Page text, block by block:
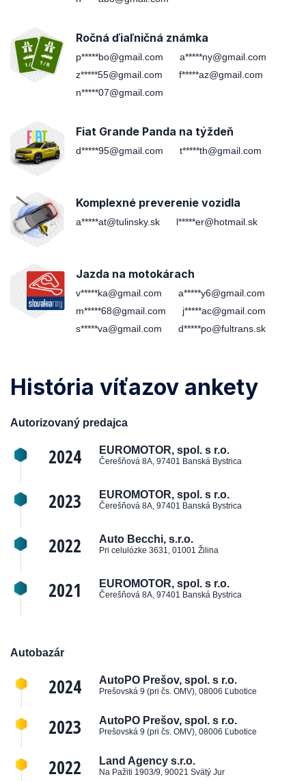
Ročná ďiaľničná známka
p*****bo@gmail.com
a*****ny@gmail.com
z*****55@gmail.com
f*****az@gmail.com
n*****07@gmail.com
Fiat Grande Panda na týždeň
d*****95@gmail.com t*****th@gmail.com
Komplexné preverenie vozidla
a*****at@tulinsky.sk l*****er@hotmail.sk
Jazda na motokárach
v*****ka@gmail.com
a*****y6@gmail.com
m*****68@gmail.com
j*****ac@gmail.com
s*****va@gmail.com
d*****po@fultrans.sk
História víťazov ankety
Autorizovaný predajca
2024 EUROMOTOR, spol. s r.o.
Čerešňová 8A, 97401 Banská Bystrica
2023 EUROMOTOR, spol. s r.o.
Čerešňová 8A, 97401 Banská Bystrica
2022 Auto Becchi, s.r.o.
Pri celulózke 3631, 01001 Žilina
2021 EUROMOTOR, spol. s r.o.
Čerešňová 8A, 97401 Banská Bystrica
Autobazár
2024 AutoPO Prešov, spol. s r.o.
Prešovská 9 (pri čs. OMV), 08006 Ľubotice
2023 AutoPO Prešov, spol. s r.o.
Prešovská 9 (pri čs. OMV), 08006 Ľubotice
2022 Land Agency s.r.o.
Na Pažiti 1903/9, 90021 Svätý Jur